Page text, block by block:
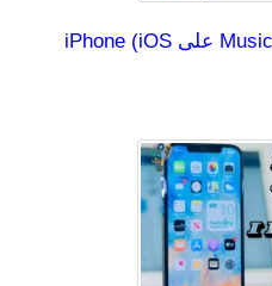
كيفية تمكين ميزة Music Haptics على iPhone (iOS